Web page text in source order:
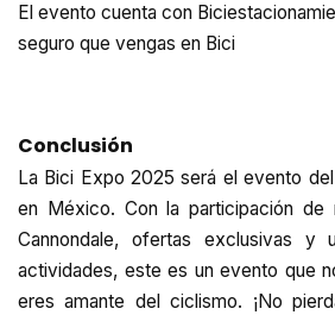
El evento cuenta con
seguro que vengas en Bici
Conclusión
La Bici Expo 2025 será el evento
en México. Con la participación de
Cannondale, ofertas exclusivas y
actividades, este es un evento que
eres amante del ciclismo. ¡No